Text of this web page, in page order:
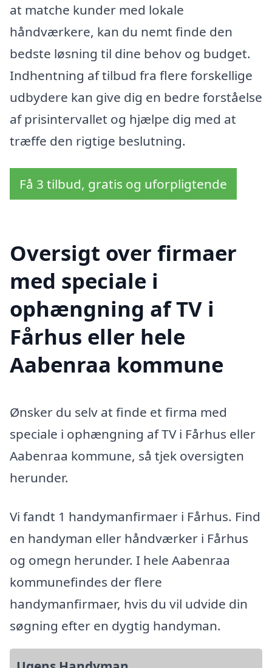
at matche kunder med lokale
håndværkere, kan du nemt finde den
bedste løsning til dine behov og budget.
Indhentning af tilbud fra flere forskellige
udbydere kan give dig en bedre forståelse
af prisintervallet og hjælpe dig med at
træffe den rigtige beslutning.
Få 3 tilbud, gratis og uforpligtende
Oversigt over firmaer
med speciale i
ophængning af TV i
Fårhus eller hele
Aabenraa kommune
Ønsker du selv at finde et firma med
speciale i ophængning af TV i Fårhus eller
Aabenraa kommune, så tjek oversigten
herunder.
Vi fandt 1 handymanfirmaer i Fårhus. Find
en handyman eller håndværker i Fårhus
og omegn herunder. I hele Aabenraa
kommunefindes der flere
handymanfirmaer, hvis du vil udvide din
søgning efter en dygtig handyman.